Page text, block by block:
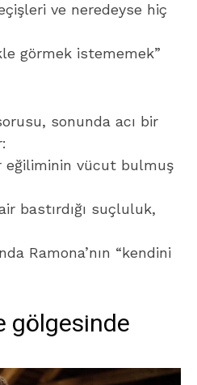
ve neredeyse hiç
görmek istememek”
sonunda acı bir
eğiliminin vücut bulmuş
bastırdığı suçluluk,
Ramona’nın “kendini
gölgesinde